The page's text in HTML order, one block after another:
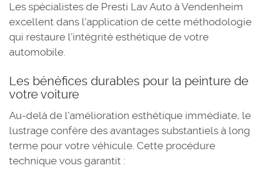
Les spécialistes de Presti Lav Auto à Vendenheim
excellent dans l'application de cette méthodologie
qui restaure l'intégrité esthétique de votre
automobile.
Les bénéfices durables pour la peinture de
votre voiture
Au-delà de l'amélioration esthétique immédiate, le
lustrage confère des avantages substantiels à long
terme pour votre véhicule. Cette procédure
technique vous garantit :